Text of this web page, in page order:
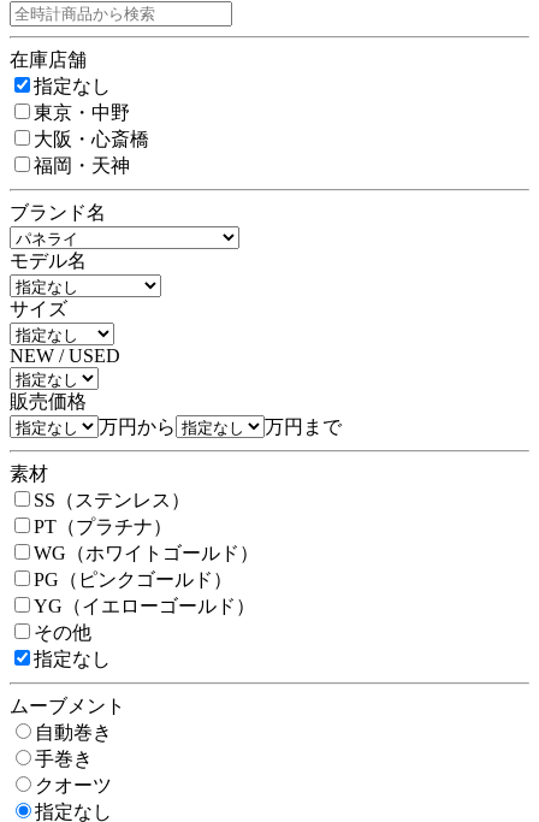
在庫店舗
指定なし
東京・中野
大阪・心斎橋
福岡・天神
ブランド名
モデル名
サイズ
NEW / USED
販売価格
万円から
万円まで
素材
SS（ステンレス）
PT（プラチナ）
WG（ホワイトゴールド）
PG（ピンクゴールド）
YG（イエローゴールド）
その他
指定なし
ムーブメント
自動巻き
手巻き
クオーツ
指定なし